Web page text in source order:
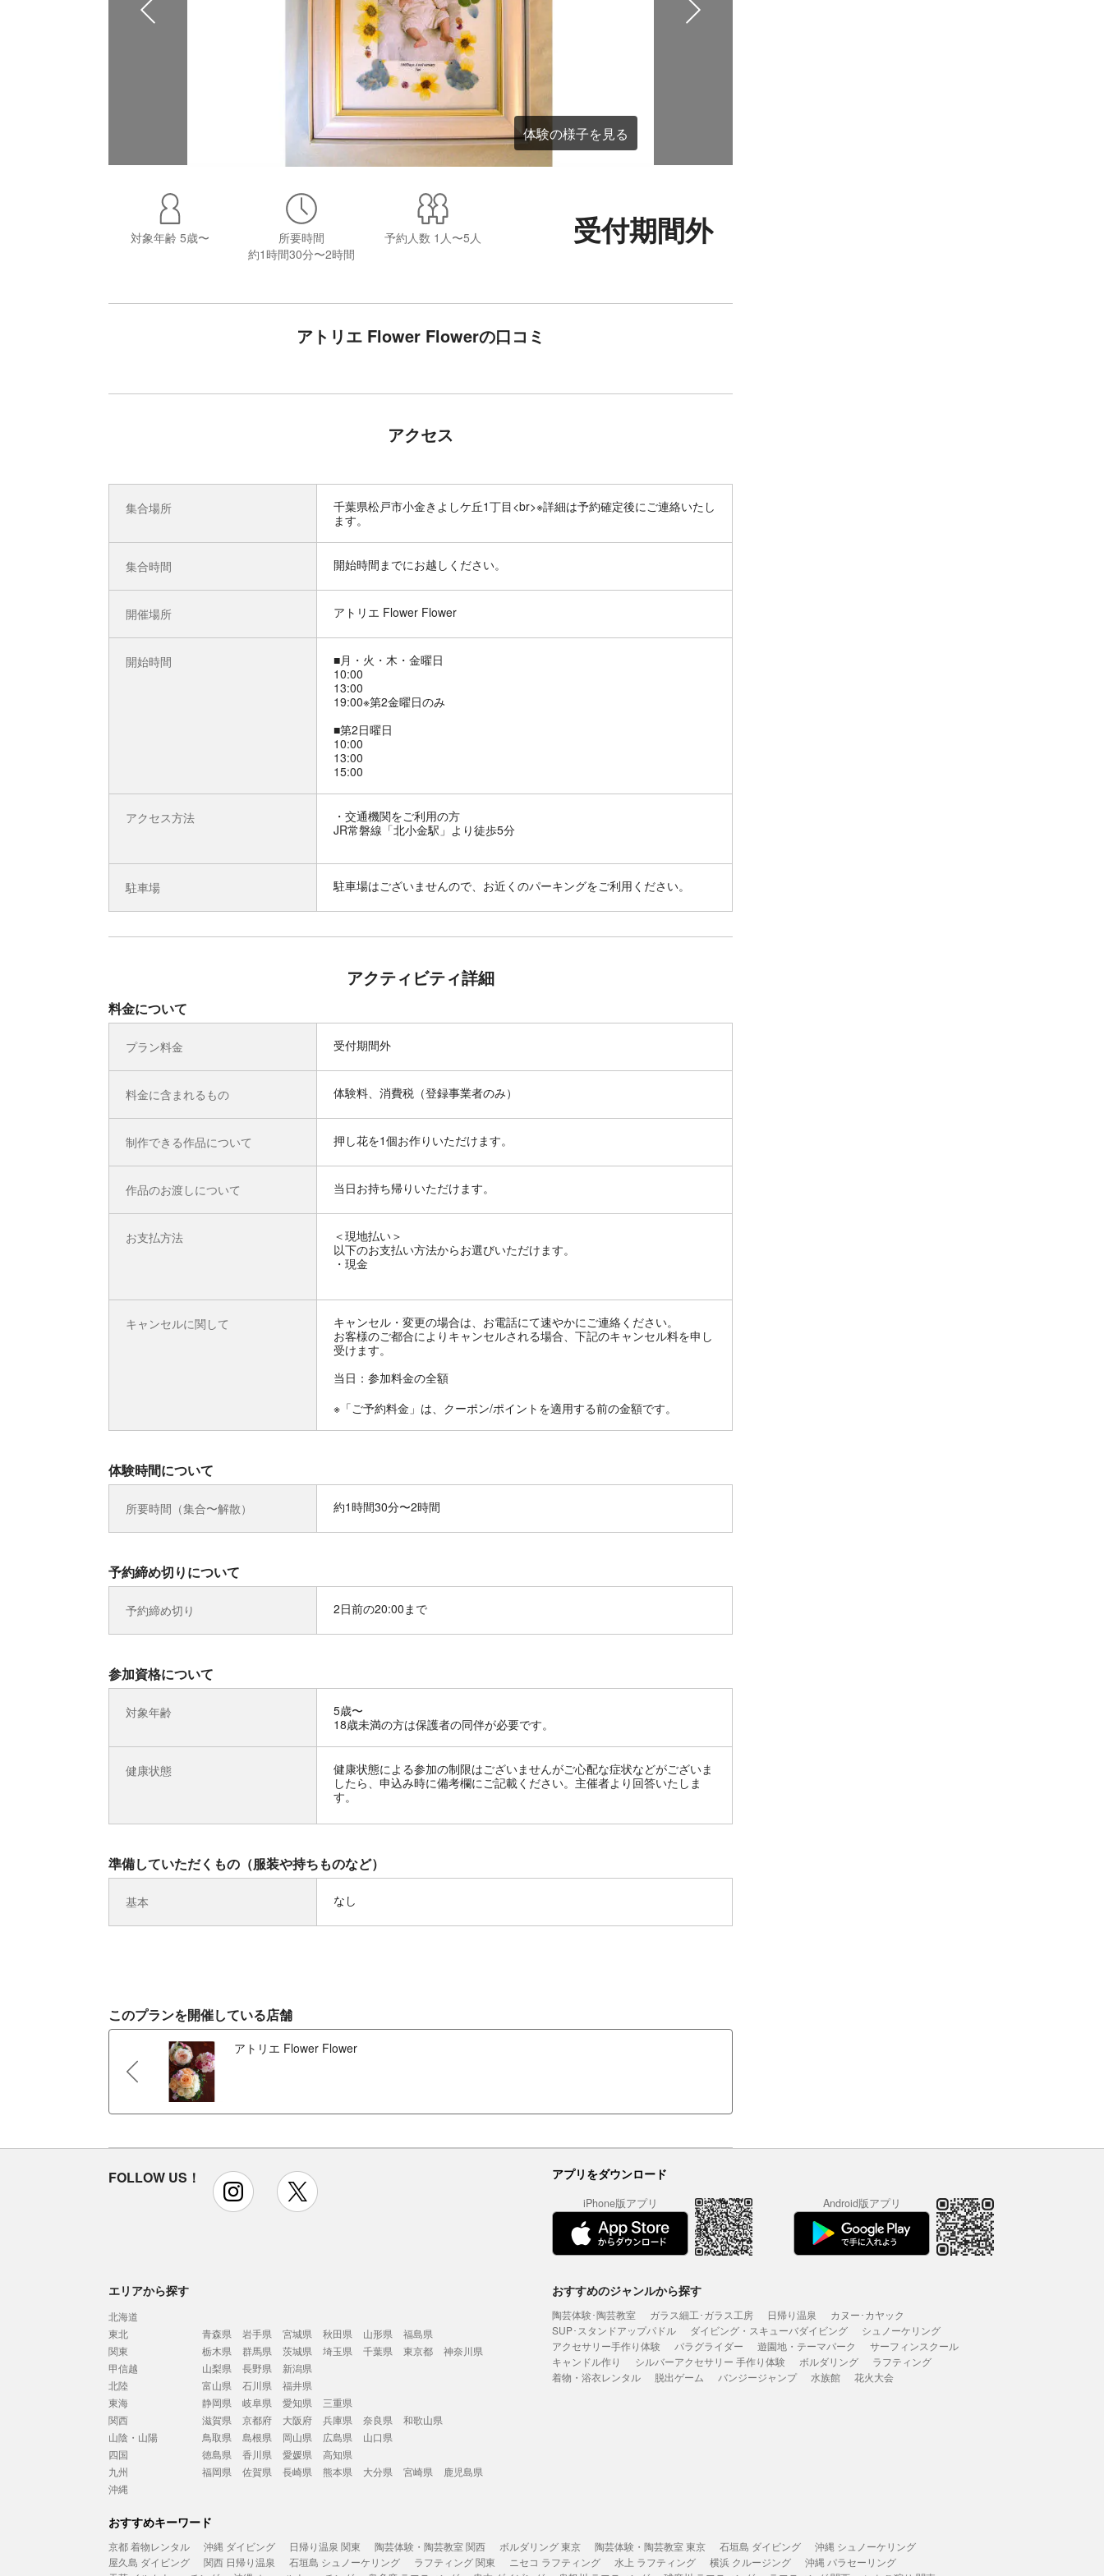
体験の様子を見る
対象年齢 5歳〜
所要時間
約1時間30分〜2時間
予約人数 1人〜5人 受付期間外
アトリエ Flower Flowerの口コミ
アクセス
集合場所
千葉県松戸市小金きよしケ丘1丁目<br>※詳細は予約確定後にご連絡いたし
ます。
集合時間 開始時間までにお越しください。
開催場所 アトリエ Flower Flower
開始時間
■月・火・木・金曜日
10:00
13:00
19:00※第2金曜日のみ
■第2日曜日
10:00
13:00
15:00
アクセス方法
交通機関をご利用の方
JR常磐線「北小金駅」より徒歩5分
駐車場 駐車場はございませんので、お近くのパーキングをご利用ください。
アクティビティ詳細
料金について
プラン料金 受付期間外
料金に含まれるもの 体験料、消費税（登録事業者のみ）
制作できる作品について 押し花を1個お作りいただけます。
作品のお渡しについて 当日お持ち帰りいただけます。
お支払方法
＜現地払い＞
以下のお支払い方法からお選びいただけます。
・現金
キャンセルに関して
キャンセル・変更の場合は、お電話にて速やかにご連絡ください。
お客様のご都合によりキャンセルされる場合、下記のキャンセル料を申し
受けます。
当日：参加料金の全額
※「ご予約料金」は、クーポン/ポイントを適用する前の金額です。
体験時間について
所要時間（集合〜解散） 約1時間30分〜2時間
予約締め切りについて
予約締め切り 2日前の20:00まで
参加資格について
対象年齢
5歳〜
18歳未満の方は保護者の同伴が必要です。
健康状態
健康状態による参加の制限はございませんがご心配な症状などがございま
したら、申込み時に備考欄にご記載ください。主催者より回答いたしま
す。
準備していただくもの（服装や持ちものなど）
基本 なし
このプランを開催している店舗
アトリエ Flower Flower
FOLLOW US！ instagram アプリをダウンロード
iPhone版アプリ Android版アプリ
エリアから探す
北海道
東北
青森県 岩手県 宮城県 秋田県 山形県
福島県
関東
栃木県 群馬県 茨城県 埼玉県 千葉県 東京都
神奈川県
甲信越
山梨県 長野県
新潟県
北陸
富山県 石川県
福井県
東海
静岡県 岐阜県 愛知県
三重県
関西
滋賀県 京都府 大阪府 兵庫県 奈良県
和歌山県
山陰・山陽
鳥取県 島根県 岡山県 広島県
山口県
四国
徳島県 香川県 愛媛県
高知県
九州
福岡県 佐賀県 長崎県 熊本県 大分県 宮崎県
鹿児島県
沖縄
おすすめのジャンルから探す
陶芸体験･陶芸教室 ガラス細工･ガラス工房 日帰り温泉
カヌー･カヤック
SUP･スタンドアップパドル
ダイビング・スキューバダイビング
シュノーケリング
アクセサリー手作り体験
パラグライダー 遊園地・テーマパーク
サーフィンスクール
キャンドル作り
シルバーアクセサリー 手作り体験 ボルダリング
ラフティング
着物・浴衣レンタル
脱出ゲーム バンジージャンプ 水族館 花火大会
おすすめキーワード
京都 着物レンタル 沖縄 ダイビング 日帰り温泉 関東 陶芸体験・陶芸教室 関西 ボルダリング 東京 陶芸体験・陶芸教室 東京 石垣島 ダイビング
沖縄 シュノーケリング
屋久島 ダイビング
関西 日帰り温泉 石垣島 シュノーケリング ラフティング 関東 ニセコ ラフティング 水上 ラフティング 横浜 クルージング
沖縄 パラセーリング